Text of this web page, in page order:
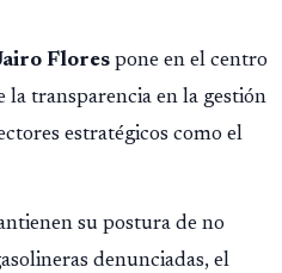
Flores pone en el centro
transparencia en la gestión
estratégicos como el
su postura de no
denunciadas, el